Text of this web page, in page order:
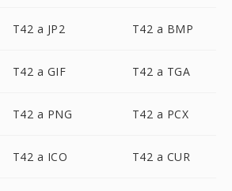
T42 a JP2 T42 a BMP
T42 a GIF T42 a TGA
T42 a PNG T42 a PCX
T42 a ICO T42 a CUR